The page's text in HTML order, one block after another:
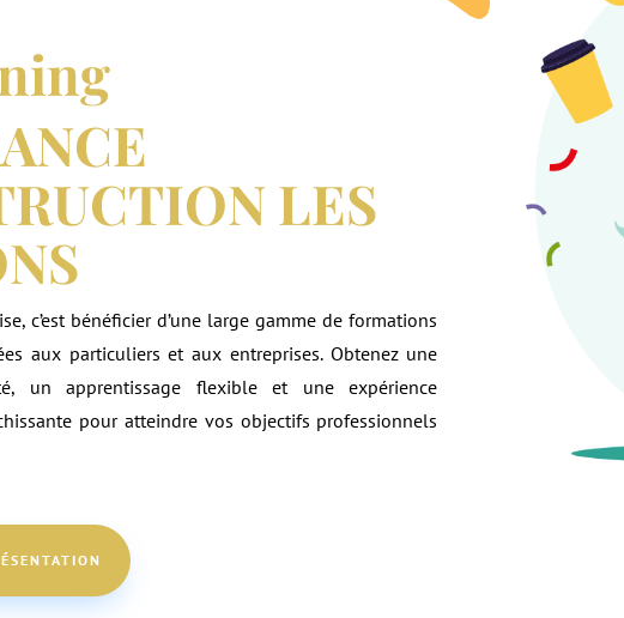
LES
c’est bénéficier d’une large gamme de formations
aux particuliers et aux entreprises. Obtenez une
un apprentissage flexible et une expérience
pour atteindre vos objectifs professionnels